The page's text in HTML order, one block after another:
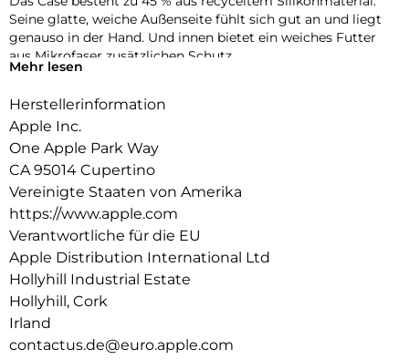
Seine glatte, weiche Außenseite fühlt sich gut an und liegt
genauso in der Hand. Und innen bietet ein weiches Futter
aus Mikrofaser zusätzlichen Schutz.
Es kommt mit Saphirglas mit einer leitenden Schicht, die die
Bewegungen deines Fingers zur Kamerasteuerung
überträgt.
Mit integrierten Magneten, die sich perfekt am iPhone 17 Pro
ausrichten, hält das Case ganz einfach und sorgt für
schnelleres kabel­loses Laden. Lass dein iPhone beim Laden
einfach im Case und docke dein MagSafe Ladegerät an oder
leg es auf dein Qi2 25W oder Qi zertifiziertes Ladegerät.
Wie jedes von Apple entwickelte Case durchläuft es im Laufe
des Design‑ und Fertigungs­prozesses Tausende von
Teststunden. Deshalb sieht es nicht nur großartig aus,
sondern ist auch dafür gemacht, dein iPhone vor Kratzern
und bei Stürzen zu schützen.
Mehr lesen
Herstellerinformation
Apple Inc.
One Apple Park Way
CA 95014 Cupertino
Vereinigte Staaten von Amerika
https://www.apple.com
Verantwortliche für die EU
Apple Distribution International Ltd
Hollyhill Industrial Estate
Hollyhill, Cork
Irland
contactus.de@euro.apple.com